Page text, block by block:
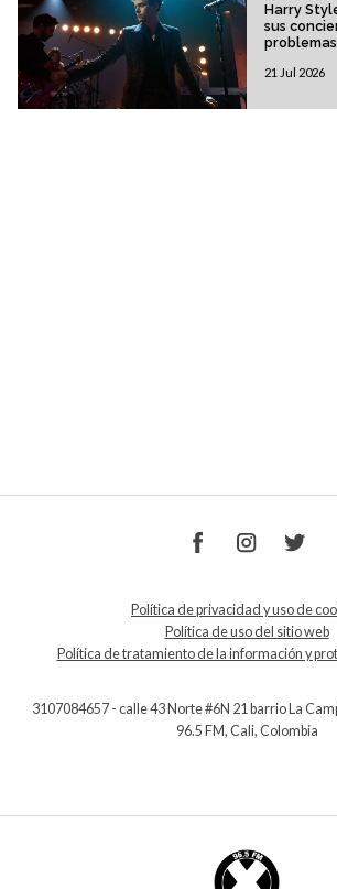
Harry
sus
21 Jul 2026
Política de privacidad y uso de
Política de uso del sitio web
Política de tratamiento de la información y
3107084657 - calle 43 Norte #6N 21 barrio La
96.5 FM, Cali, Colombia